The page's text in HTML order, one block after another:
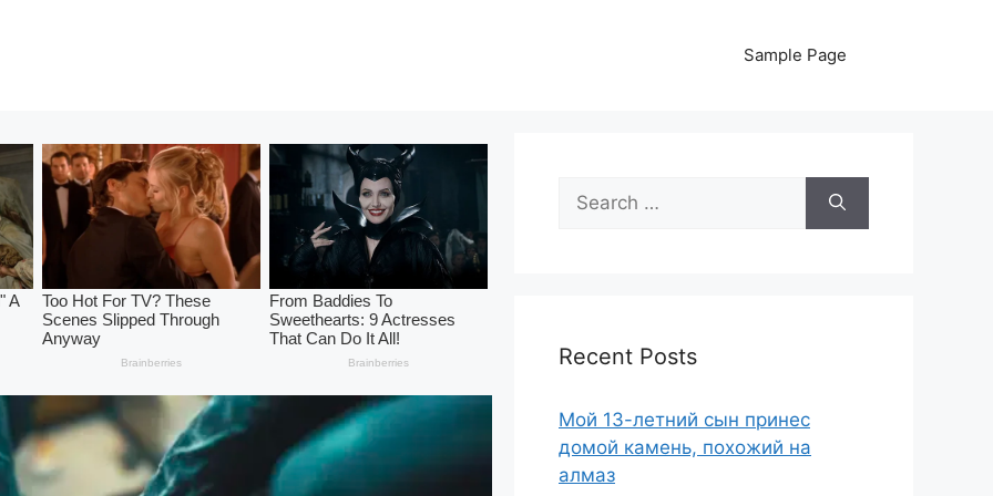
Sample Page
Search
for:
Recent Posts
Мой 13-летний сын принес
домой камень, похожий на
алмаз